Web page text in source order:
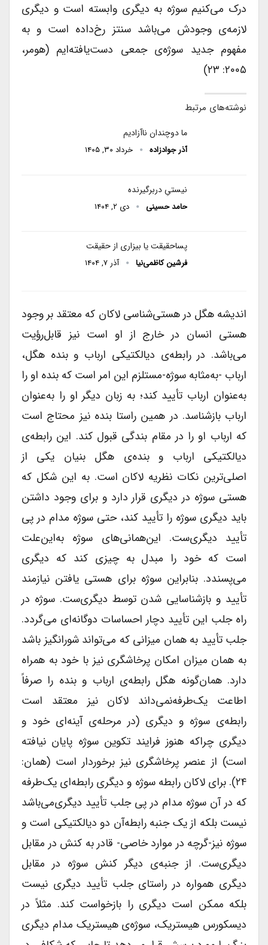
درک می‌کنیم سوژه به دیگری وابسته است و دیگری
لازمه‌ی وجودش می‌باشد سنتز رخ‌داده است و به
مفهوم جدید سوژه‌ی جمعی دست‌یافته‌ایم (هومر،
۲۰۰۵: ۲۳)
نوشته‌های مرتبط
ما دوچندان ناآزادیم
آذر جوادزاده خرداد ۳۰, ۱۴۰۵
نیستیِ دربرگیرنده
حامد حسینی دی ۲, ۱۴۰۴
پساحقیقت یا بیزاری از حقیقت
فرشین کاظمی‌نیا آذر ۷, ۱۴۰۴
اندیشه هگل در هستی‌شناسی لاکان که معتقد بر وجود
هستی انسان در خارج از او است نیز قابل‌رؤیت
می‌باشد. در رابطه‌ی دیالکتیکی ارباب و بنده هگل،
ارباب -به‌مثابه سوژه-مستلزم این امر است که بنده او را
به‌عنوان ارباب تأیید کند؛ به زبان دیگر او را به‌عنوان
ارباب بازشناسد. در همین راستا بنده نیز محتاج است
که ارباب او را در مقام بندگی قبول کند. این رابطه‌ی
دیالکتیکی ارباب و بنده‌ی هگل بنیان یکی از
اصلی‌ترین نکات نظریه لاکان است. به این شکل که
هستی سوژه در دیگری قرار دارد و برای وجود داشتن
باید دیگری سوژه را تأیید کند، حتی سوژه مدام در پی
تأیید دیگری‌ست. این‌همانی‌های سوژه به‌این‌علت
است که خود را مبدل به چیزی کند که دیگری
می‌پسندد. بنابراین سوژه برای هستی یافتن نیازمند
تأیید و بازشناسایی شدن توسط دیگری‌ست. سوژه در
راه جلب این تأیید دچار احساسات دوگانه‌ای می‌گردد.
جلب تأیید به همان میزانی که می‌تواند شورانگیز باشد
به همان میزان امکان پرخاشگری نیز با خود به همراه
دارد. همان‌گونه هگل رابطه‌ی ارباب و بنده را صرفاً
اطاعت یک‌طرفه‌نمی‌داند لاکان نیز معتقد است
رابطه‌ی سوژه و دیگری (در مرحله‌ی آینه‌ای خود و
دیگری چراکه هنوز فرایند تکوین سوژه پایان نیافته
است) از عنصر پرخاشگری نیز برخوردار است (همان:
۲۴). برای لاکان رابطه سوژه و دیگری رابطه‌ای یک‌طرفه
که در آن سوژه مدام در پی جلب تأیید دیگری‌می‌باشد
نیست بلکه از یک جنبه رابطه‌آن دو دیالکتیکی است و
سوژه نیز-گرچه در موارد خاصی- قادر به کنش در مقابل
دیگری‌ست. از جنبه‌ی دیگر کنش سوژه در مقابل
دیگری همواره در راستای جلب تأیید دیگری نیست
بلکه ممکن است دیگری را بازخواست کند. مثلاً در
دیسکورس هیستریک، سوژه‌ی هیستریک مدام دیگری